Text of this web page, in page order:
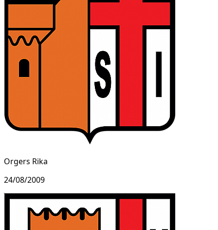
Orgers Rika
24/08/2009